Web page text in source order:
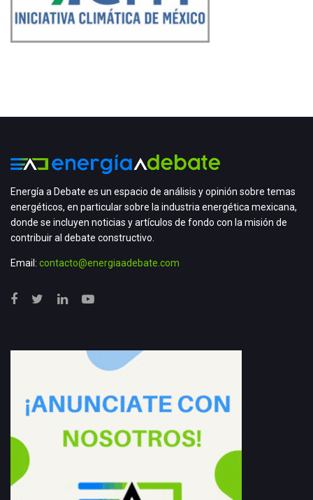
Energía a Debate es un espacio de análisis y opinión sobre temas
energéticos, en particular sobre la industria energética mexicana,
donde se incluyen noticias y artículos de fondo con la misión de
contribuir al debate constructivo.
Email: contacto@energiaadebate.com